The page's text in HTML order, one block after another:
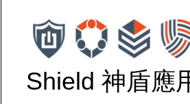
Shield 神盾應